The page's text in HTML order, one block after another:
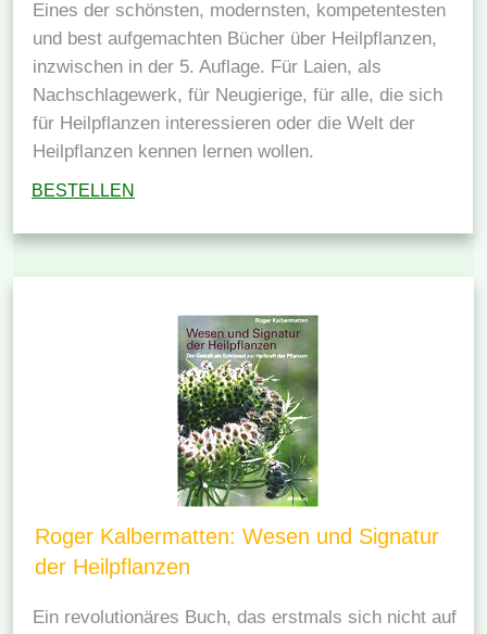
Eines der schönsten, modernsten, kompetentesten
und best aufgemachten Bücher über Heilpflanzen,
inzwischen in der 5. Auflage. Für Laien, als
Nachschlagewerk, für Neugierige, für alle, die sich
für Heilpflanzen interessieren oder die Welt der
Heilpflanzen kennen lernen wollen.
BESTELLEN
Roger Kalbermatten: Wesen und Signatur
der Heilpflanzen
Ein revolutionäres Buch, das erstmals sich nicht auf